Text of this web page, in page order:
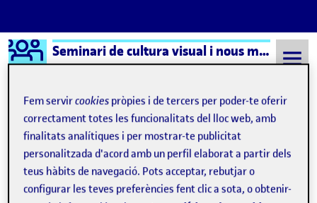
Saltar al contingut
Logo Ágora Seminari de cultura visual i nous mitjans – Aula 1
Semestre 20231 - Aula 1 Programación creativa
Programación creativa
Fem servircookies pròpies i de tercers per poder-te oferir
correctament totes les funcionalitats del lloc web, amb
finalitats analítiques i per mostrar-te publicitat
personalitzada d'acord amb un perfil elaborat a partir dels
teus hàbits de navegació. Pots acceptar, rebutjar o
configurar les teves preferències fent clic a sota, o obtenir-